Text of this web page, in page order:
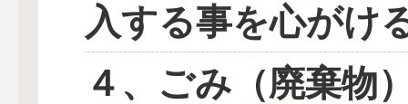
入する事を心がけ
４、ごみ（廃棄物